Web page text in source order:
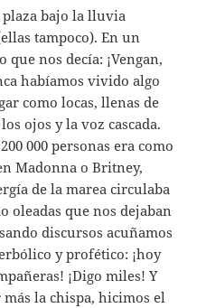
bajo la lluvia
tampoco). En un
nos decía: ¡Vengan,
habíamos vivido algo
como locas, llenas de
ojos y la voz cascada.
000 personas era como
Madonna o Britney,
de la marea circulaba
oleadas que nos dejaban
discursos acuñamos
y profético: ¡hoy
¡Digo miles! Y
la chispa, hicimos el